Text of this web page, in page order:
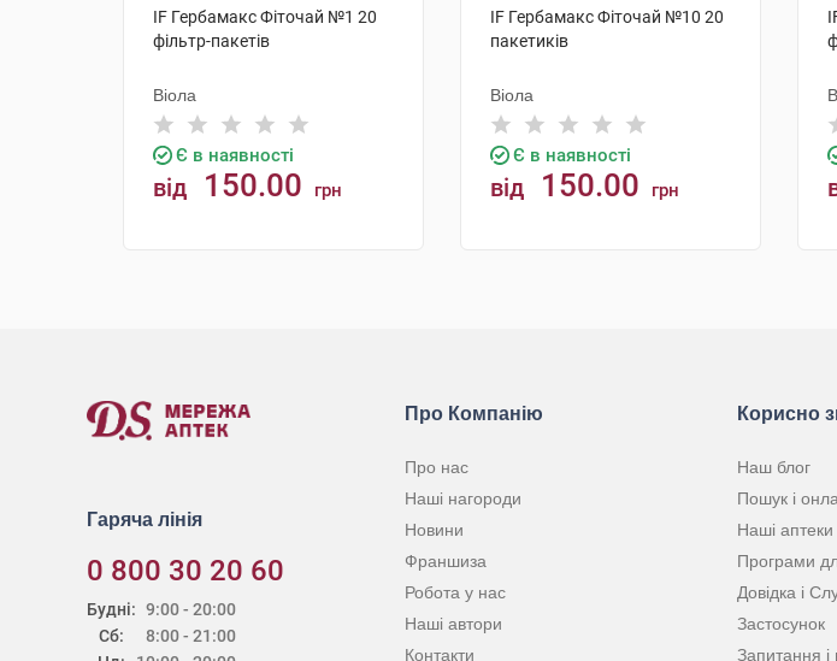
IF Гербамакс Фіточай №1 20
фільтр-пакетів
Віола
Є в наявності
від 150.00 грн
IF Гербамакс Фіточай №10 20
пакетиків
Віола
Є в наявності
від 150.00 грн
Гаряча лінія
0 800 30 20 60
Будні:
Сб:
9:00 - 20:00
8:00 - 21:00
Про Компанію
Про нас
Наші нагороди
Новини
Франшиза
Робота у нас
Наші автори
Контакти
Корисно
Наш блог
Пошук і
Наші аптеки
Програми
Довідка і
Застосунок
Запитання і